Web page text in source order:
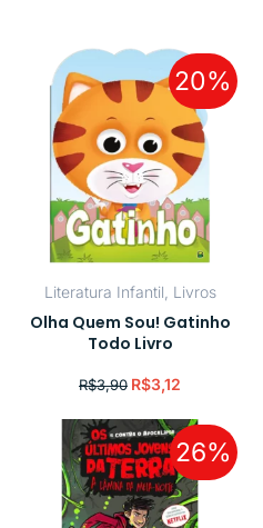
20%
Literatura Infantil Livros
Olha Quem Sou! Gatinho
Todo Livro
R$3,90 R$3,12
26%